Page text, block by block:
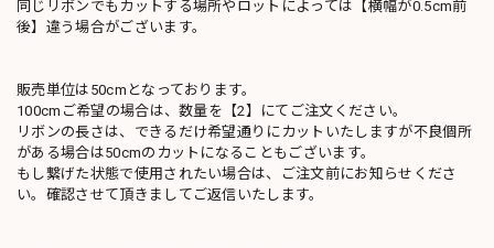
同じリボンでもカットする場所やロットによっては【横幅が0.5cm前
後】違う場合がございます。
販売単位は50cmとなっております。
100cmご希望の場合は、数量を【2】にてご注文ください。
リボンの長さは、できるだけ希望通りにカットいたしますが不良個所
がある場合は50cmのカットになることもございます。
もし繋げた状態で使用されたい場合は、ご注文前にお知らせくださ
い。確認させて頂きましてご返信いたします。